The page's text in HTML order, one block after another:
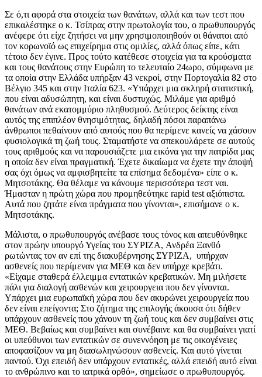
Σε ό,τι αφορά στα στοιχεία των θανάτων, αλλά και των τεστ που
επικαλέστηκε ο κ. Τσίπρας στην πρωτολογία του, ο πρωθυπουργός
ανέφερε ότι είχε ζητήσει να μην χρησιμοποιηθούν οι θάνατοι από
τον κορωνοϊό ως επιχείρημα στις ομιλίες, αλλά όπως είπε, κάτι
τέτοιο δεν έγινε. Προς τούτο κατέθεσε στοιχεία για τα κρούσματα
και τους θανάτους στην Ευρώπη το τελευταίο 24ωρο, σύμφωνα με
τα οποία στην Ελλάδα υπήρξαν 43 νεκροί, στην Πορτογαλία 82 στο
Βέλγιο 345 και στην Ιταλία 623. «Υπάρχει μια σκληρή στατιστική,
που είναι αδυσώπητη, και είναι δυστυχώς. Μιλάμε για αριθμό
θανάτων ανά εκατομμύριο πληθυσμού. Δεύτερος δείκτης είναι
αυτός της επιπλέον θνησιμότητας, δηλαδή πόσοι παραπάνω
άνθρωποι πεθαίνουν από αυτούς που θα περίμενε κανείς να χάσουν
φυσιολογικά τη ζωή τους. Σταματήστε να σπεκουλάρετε σε αυτούς
τους αριθμούς και να παρουσιάζετε μια εικόνα για την πατρίδα μας
η οποία δεν είναι πραγματική. Έχετε δικαίωμα να έχετε την άποψή
σας όχι όμως να αμφισβητείτε τα επίσημα δεδομένα» είπε ο κ.
Μητσοτάκης. Θα θέλαμε να κάνουμε περισσότερα τεστ ναι.
Ήμασταν η πρώτη χώρα που προμηθεύτηκε rapid test αξιόπιστα.
Αυτά που ζητάτε είναι πράγματα που γίνονται», επισήμανε ο κ.
Μητσοτάκης.
Μάλιστα, ο πρωθυπουργός ανέβασε τους τόνος και απευθύνθηκε
στον πρώην υπουργό Υγείας του ΣΥΡΙΖΑ, Ανδρέα Ξανθό
ρωτώντας τον αν επί της διακυβέρνησης ΣΥΡΙΖΑ, υπήρχαν
ασθενείς που περίμεναν για ΜΕΘ και δεν υπήρχε κρεβάτι.
«Είχαμε σταθερά έλλειμμα εντατικών κρεβατικών. Μη μιλήσετε
πάλι για διαλογή ασθενών και χειρουργεια που δεν γίνονται.
Υπάρχει μια ευρωπαϊκή χώρα που δεν ακυρώνει χειρουργεία που
δεν είναι επείγοντα; Στο ζήτημα της επιλογής άκουσα ότι δήθεν
υπάρχουν ασθενείς που χάνουν τη ζωή τους και δεν συμβαίνει στις
ΜΕΘ. Βεβαίως και συμβαίνει και συνέβαινε και θα συμβαίνει γιατί
οι υπεύθυνοι των εντατικών σε συνεννόηση με τις οικογένειες
αποφασίζουν να μη διασωληνώσουν ασθενείς. Και αυτό γίνεται
παντού. Όχι επειδή δεν υπάρχουν εντατικές, αλλά επειδή αυτό είναι
το ανθρώπινο και το ιατρικά ορθό», σημείωσε ο πρωθυπουργός.